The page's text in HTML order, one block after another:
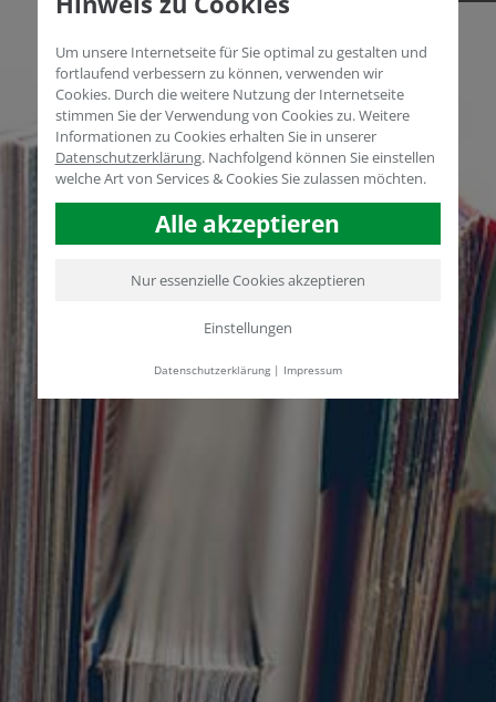
Um unsere Internetseite für Sie optimal zu gestalten und
fortlaufend verbessern zu können, verwenden wir
Cookies. Durch die weitere Nutzung der Internetseite
stimmen Sie der Verwendung von Cookies zu. Weitere
Informationen zu Cookies erhalten Sie in unserer
Datenschutzerklärung. Nachfolgend können Sie einstellen
welche Art von Services & Cookies Sie zulassen möchten.
Alle akzeptieren
Nur essenzielle Cookies akzeptieren
Einstellungen
Datenschutzerklärung| Impressum